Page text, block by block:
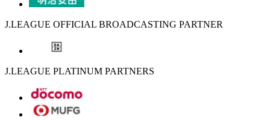
J.LEAGUE OFFICIAL BROADCASTING PARTNER
J.LEAGUE PLATINUM PARTNERS